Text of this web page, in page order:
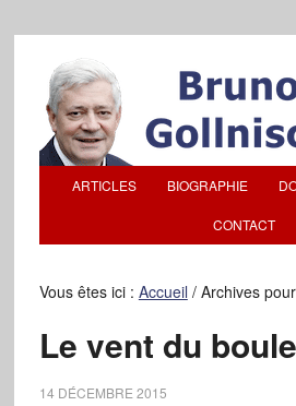
ARTICLES BIOGRAPHIE
CONTACT
Vous êtes ici : Accueil /Archives
Le vent du
14 DÉCEMBRE 2015